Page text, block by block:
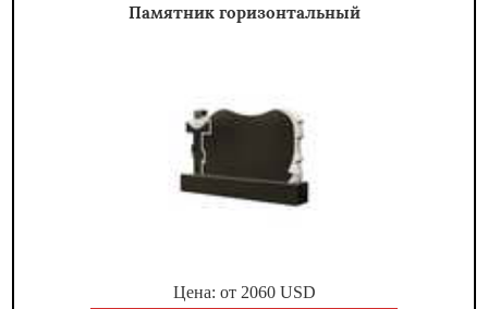
Памятник горизонтальный
Цена: от 2060USD